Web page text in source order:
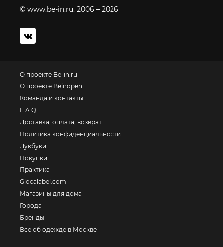
© www.be-in.ru. 2006 – 2026
О проекте Be-in.ru
О проекте Beinopen
Команда и контакты
F.A.Q.
Доставка, оплата, возврат
Политика конфиденциальности
Лукбуки
Покупки
Практика
Glocalabel.com
Магазины для дома
Города
Бренды
Все об одежде в Москве